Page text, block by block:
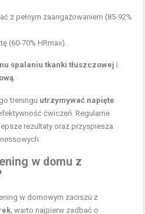
z pełnym zaangażowaniem (85-92%
(60-70% HRmax).
spalaniu tkanki tłuszczowej i
.
treningu utrzymywać napięte
ćwiczeń. Regularne
rezultaty oraz przyspiesza
w domu z
w domowym zaciszu z
, warto najpierw zadbać o